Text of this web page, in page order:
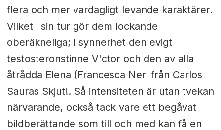
flera och mer vardagligt levande karaktärer.
Vilket i sin tur gör dem lockande
oberäkneliga; i synnerhet den evigt
testosteronstinne V'ctor och den av alla
åtrådda Elena (Francesca Neri från Carlos
Sauras Skjut!. Så intensiteten är utan tvekan
närvarande, också tack vare ett begåvat
bildberättande som till och med kan få en